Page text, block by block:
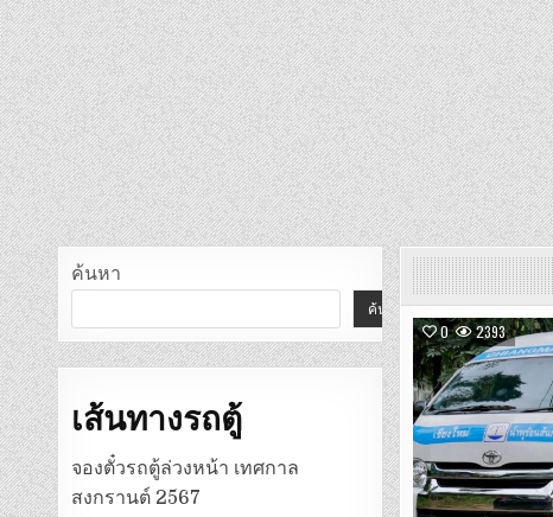
0 2393
ค้นหา
ค้นหา
เส้นทางรถตู้
จองตั๋วรถตู้ล่วงหน้า เทศกาล
สงกรานต์ 2567